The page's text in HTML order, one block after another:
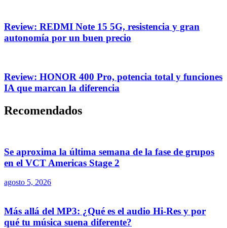
Review: REDMI Note 15 5G, resistencia y gran
autonomía por un buen precio
Review: HONOR 400 Pro, potencia total y funciones
IA que marcan la diferencia
Recomendados
Se aproxima la última semana de la fase de grupos
en el VCT Americas Stage 2
agosto 5, 2026
Más allá del MP3: ¿Qué es el audio Hi-Res y por
qué tu música suena diferente?